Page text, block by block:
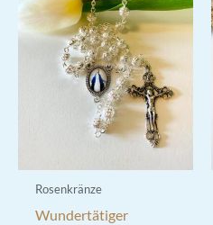
Rosenkränze
Wundertätiger